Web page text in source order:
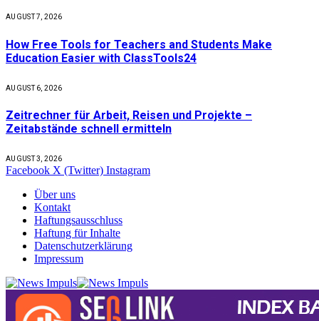
AUGUST 7, 2026
How Free Tools for Teachers and Students Make
Education Easier with ClassTools24
AUGUST 6, 2026
Zeitrechner für Arbeit, Reisen und Projekte –
Zeitabstände schnell ermitteln
AUGUST 3, 2026
Facebook X (Twitter) Instagram
Über uns
Kontakt
Haftungsausschluss
Haftung für Inhalte
Datenschutzerklärung
Impressum